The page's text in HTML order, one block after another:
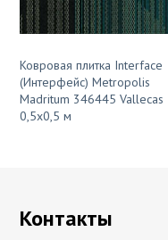
Ковровая плитка Interface
(Интерфейс) Metropolis
Madritum 346445 Vallecas
0,5x0,5 м
Контакты